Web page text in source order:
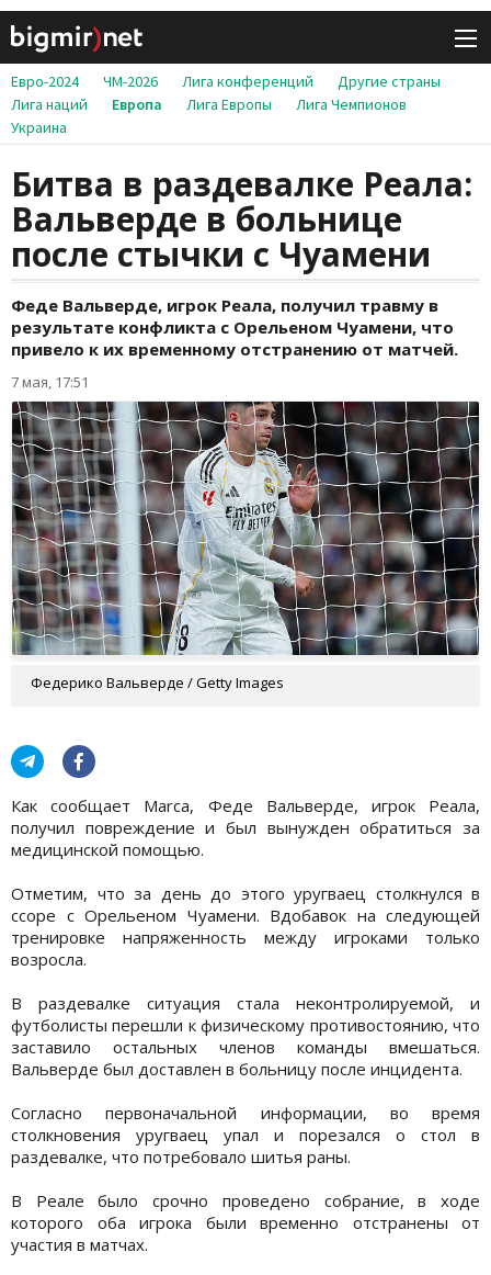
Евро-2024 ЧМ-2026 Лига конференций
Другие страны
Лига наций
Европа Лига Европы
Лига Чемпионов
Украина
Битва в раздевалке Реала:
Вальверде в больнице
после стычки с Чуамени
Феде Вальверде, игрок Реала, получил травму в
результате конфликта с Орельеном Чуамени, что
привело к их временному отстранению от матчей.
7 мая, 17:51
Федерико Вальверде / Getty Images
Как сообщает Marca, Феде Вальверде, игрок Реала,
получил повреждение и был вынужден обратиться за
медицинской помощью.
Отметим, что за день до этого уругваец столкнулся в
ссоре с Орельеном Чуамени. Вдобавок на следующей
тренировке напряженность между игроками только
возросла.
В раздевалке ситуация стала неконтролируемой, и
футболисты перешли к физическому противостоянию, что
заставило остальных членов команды вмешаться.
Вальверде был доставлен в больницу после инцидента.
Согласно первоначальной информации, во время
столкновения уругваец упал и порезался о стол в
раздевалке, что потребовало шитья раны.
В Реале было срочно проведено собрание, в ходе
которого оба игрока были временно отстранены от
участия в матчах.